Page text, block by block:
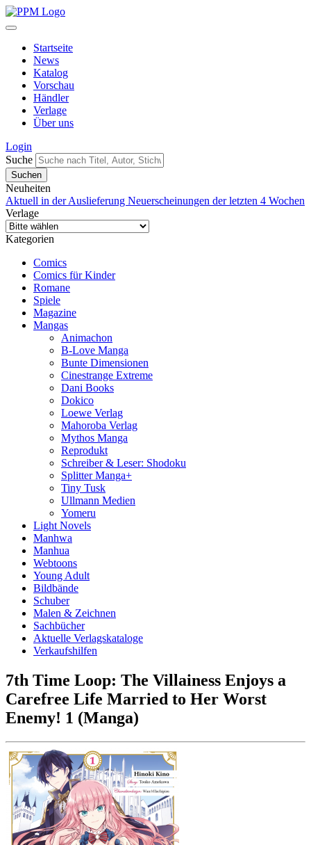
Startseite
News
Katalog
Vorschau
Händler
Verlage
Über uns
Login
Suche
Neuheiten
Aktuell in der Auslieferung Neuerscheinungen der letzten 4 Wochen
Verlage
Kategorien
Comics
Comics für Kinder
Romane
Spiele
Magazine
Mangas
Animachon
B-Love Manga
Bunte Dimensionen
Cinestrange Extreme
Dani Books
Dokico
Loewe Verlag
Mahoroba Verlag
Mythos Manga
Reprodukt
Schreiber & Leser: Shodoku
Splitter Manga+
Tiny Tusk
Ullmann Medien
Yomeru
Light Novels
Manhwa
Manhua
Webtoons
Young Adult
Bildbände
Schuber
Malen & Zeichnen
Sachbücher
Aktuelle Verlagskataloge
Verkaufshilfen
7th Time Loop: The Villainess Enjoys a
Carefree Life Married to Her Worst
Enemy! 1 (Manga)